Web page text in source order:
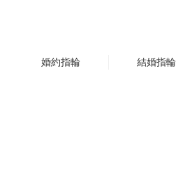
婚約指輪 結婚指輪